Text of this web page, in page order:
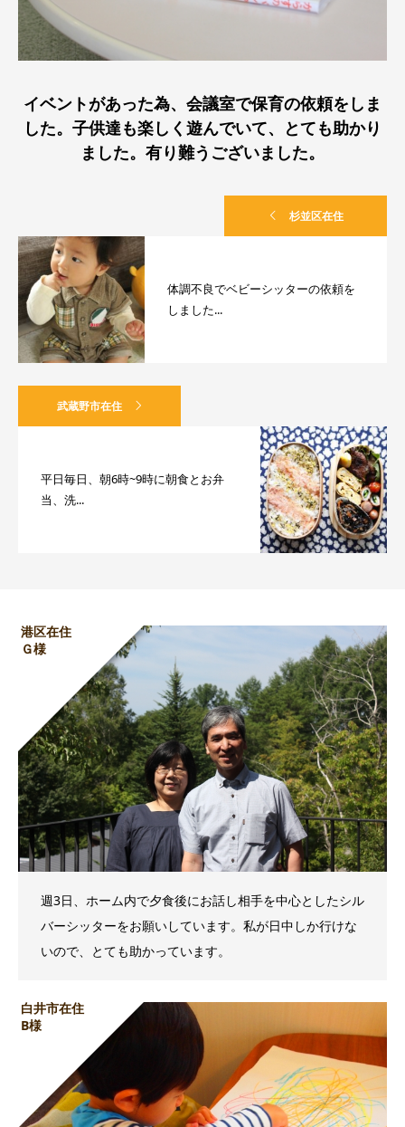
イベントがあった為、会議室で保育の依頼をしま
した。子供達も楽しく遊んでいて、とても助かり
ました。有り難うございました。
杉並区在住
体調不良でベビーシッターの依頼を
しました...
武蔵野市在住
平日毎日、朝6時~9時に朝食とお弁
当、洗...
港区在住
Ｇ様
週3日、ホーム内で夕食後にお話し相手を中心としたシル
バーシッターをお願いしています。私が日中しか行けな
いので、とても助かっています。
白井市在住
B様